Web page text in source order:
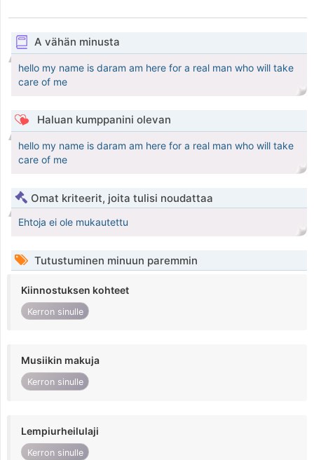
A vähän minusta
hello my name is daram am here for a real man who will take
care of me
Haluan kumppanini olevan
hello my name is daram am here for a real man who will take
care of me
Omat kriteerit, joita tulisi noudattaa
Ehtoja ei ole mukautettu
Tutustuminen minuun paremmin
Kiinnostuksen kohteet
Kerron sinulle
Musiikin makuja
Kerron sinulle
Lempiurheilulaji
Kerron sinulle